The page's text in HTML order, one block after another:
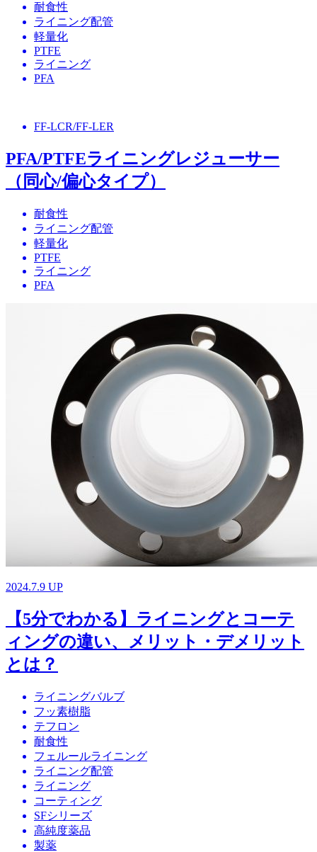
耐食性
ライニング配管
軽量化
PTFE
ライニング
PFA
FF-LCR/FF-LER
PFA/PTFEライニングレジューサー
（同心/偏心タイプ）
耐食性
ライニング配管
軽量化
PTFE
ライニング
PFA
2024.7.9 UP
【5分でわかる】ライニングとコーテ
ィングの違い、メリット・デメリット
とは？
ライニングバルブ
フッ素樹脂
テフロン
耐食性
フェルールライニング
ライニング配管
ライニング
コーティング
SFシリーズ
高純度薬品
製薬